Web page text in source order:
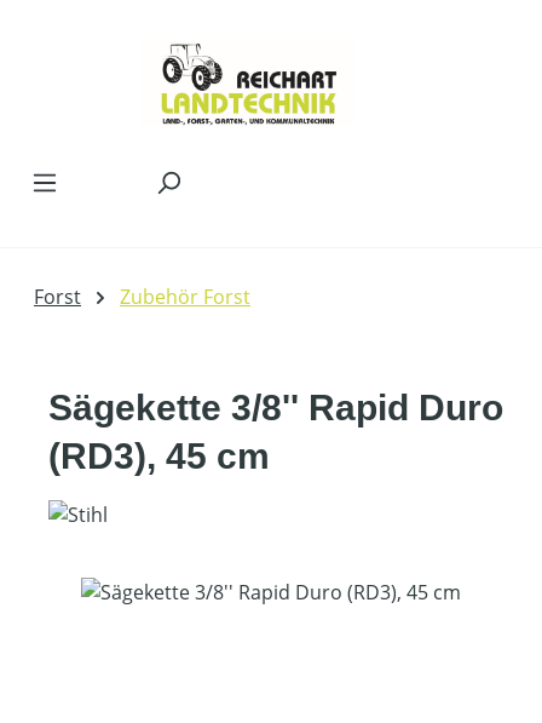
Forst Zubehör Forst
Sägekette 3/8'' Rapid Duro
(RD3), 45 cm
Bildergalerie überspringen